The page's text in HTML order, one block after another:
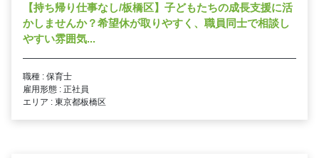
【持ち帰り仕事なし/板橋区】子どもたちの成長支援に活
かしませんか？希望休が取りやすく、職員同士で相談し
やすい雰囲気...
職種 : 保育士
雇用形態 : 正社員
エリア : 東京都板橋区